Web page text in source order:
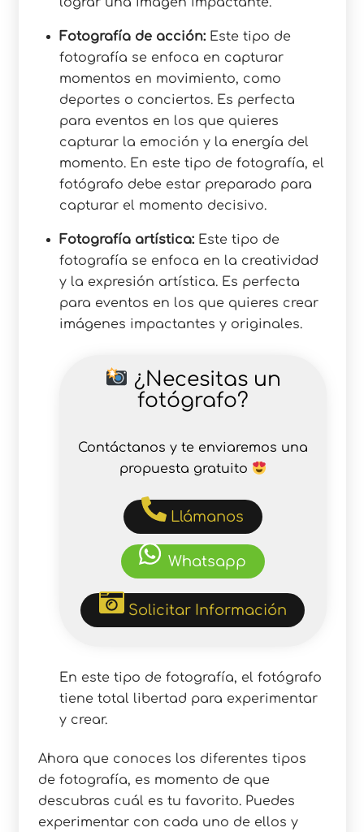
Fotografía de acción: Este tipo de
fotografía se enfoca en capturar
momentos en movimiento, como
deportes o conciertos. Es perfecta
para eventos en los que quieres
capturar la emoción y la energía del
momento. En este tipo de fotografía, el
fotógrafo debe estar preparado para
capturar el momento decisivo.
Fotografía artística: Este tipo de
fotografía se enfoca en la creatividad
y la expresión artística. Es perfecta
para eventos en los que quieres crear
imágenes impactantes y originales.
¿Necesitas un
fotógrafo?
Contáctanos y te enviaremos una
propuesta gratuito
Llámanos
Whatsapp
Solicitar Información
En este tipo de fotografía, el fotógrafo
tiene total libertad para experimentar
y crear.
Ahora que conoces los diferentes tipos
de fotografía, es momento de que
descubras cuál es tu favorito. Puedes
experimentar con cada uno de ellos y